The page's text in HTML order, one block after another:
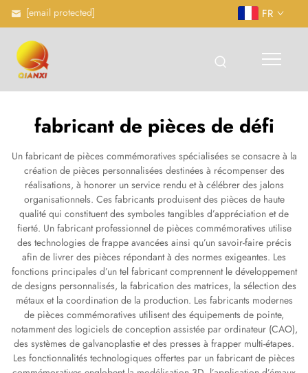
[email protected] FR
fabricant de pièces de défi
Un fabricant de pièces commémoratives spécialisées se consacre à la
création de pièces personnalisées destinées à récompenser des
réalisations, à honorer un service rendu et à célébrer des jalons
organisationnels. Ces fabricants produisent des pièces de haute
qualité qui constituent des symboles tangibles d’appréciation et de
fierté. Un fabricant professionnel de pièces commémoratives utilise
des technologies de frappe avancées ainsi qu’un savoir-faire précis
afin de livrer des pièces répondant à des normes exigeantes. Les
fonctions principales d’un tel fabricant comprennent le développement
de designs personnalisés, la fabrication des matrices, la sélection des
métaux et la coordination de la production. Les fabricants modernes
de pièces commémoratives utilisent des équipements de pointe,
notamment des logiciels de conception assistée par ordinateur (CAO),
des systèmes de galvanoplastie et des presses à frapper multi-étapes.
Les fonctionnalités technologiques offertes par un fabricant de pièces